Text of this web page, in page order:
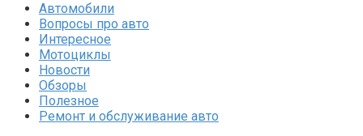
Автомобили
Вопросы про авто
Интересное
Мотоциклы
Новости
Обзоры
Полезное
Ремонт и обслуживание авто